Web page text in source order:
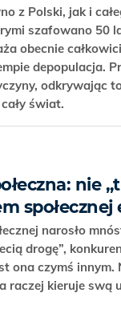
z Polski, jak i
szafowano 50
obecnie
depopulacja.
odkrywając
świat.
nie
społecznej
narosło
drogę”,
ona czymś innym.
raczej kieruje swą